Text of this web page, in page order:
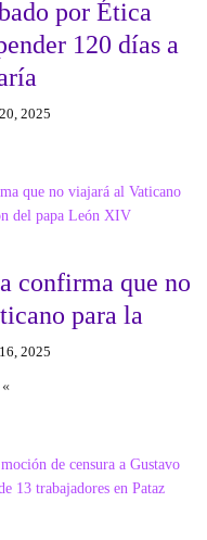
por Ética
120 días a
2025
confirma que no
para la
2025
«